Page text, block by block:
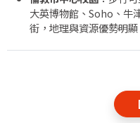
大英博物館、Soho、牛
街，地理與資源優勢明顯